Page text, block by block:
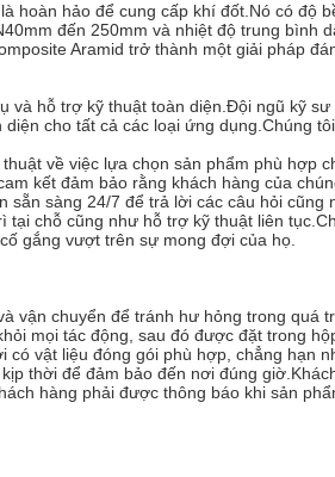
hoàn hảo để cung cấp khí đốt.Nó có độ
đến 250mm và nhiệt độ trung bình
Aramid trở thành một giải pháp
và hỗ trợ kỹ thuật toàn diện.Đội ngũ kỹ
cho tất cả các loại ứng dụng.Chúng
về việc lựa chọn sản phẩm phù hợp
kết đảm bảo rằng khách hàng của
sẵn sàng 24/7 để trả lời các câu hỏi
tại chỗ cũng như hỗ trợ kỹ thuật liên
gắng vượt trên sự mong đợi của họ.
vận chuyển để tránh hư hỏng trong
mọi tác động, sau đó được đặt trong
có vật liệu đóng gói phù hợp, chẳng hạn
thời để đảm bảo đến nơi đúng
hàng phải được thông báo khi sản